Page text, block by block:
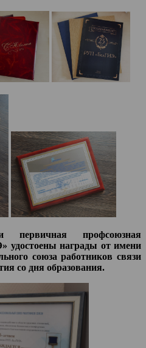
профсоюзная
удостоены награды от имени
союза работников связи
со дня образования.